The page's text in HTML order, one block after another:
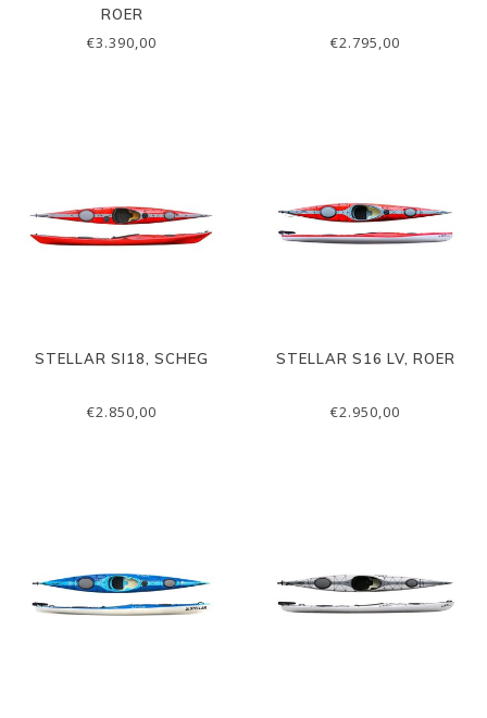
ROER
€3.390,00 €2.795,00
STELLAR SI18, SCHEG
€2.850,00
STELLAR S16 LV, ROER
€2.950,00